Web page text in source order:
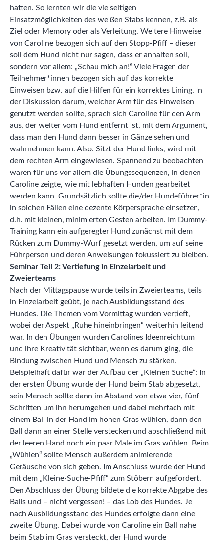
hatten. So lernten wir die vielseitigen
Einsatzmöglichkeiten des weißen Stabs kennen, z.B. als
Ziel oder Memory oder als Verleitung. Weitere Hinweise
von Caroline bezogen sich auf den Stopp-Pfiff – dieser
soll dem Hund nicht nur sagen, dass er anhalten soll,
sondern vor allem: „Schau mich an!“ Viele Fragen der
Teilnehmer*innen bezogen sich auf das korrekte
Einweisen bzw. auf die Hilfen für ein korrektes Lining. In
der Diskussion darum, welcher Arm für das Einweisen
genutzt werden sollte, sprach sich Caroline für den Arm
aus, der weiter vom Hund entfernt ist, mit dem Argument,
dass man den Hund dann besser in Gänze sehen und
wahrnehmen kann. Also: Sitzt der Hund links, wird mit
dem rechten Arm eingewiesen. Spannend zu beobachten
waren für uns vor allem die Übungssequenzen, in denen
Caroline zeigte, wie mit lebhaften Hunden gearbeitet
werden kann. Grundsätzlich sollte die/der Hundeführer*in
in solchen Fällen eine dezente Körpersprache einsetzen,
d.h. mit kleinen, minimierten Gesten arbeiten. Im Dummy-
Training kann ein aufgeregter Hund zunächst mit dem
Rücken zum Dummy-Wurf gesetzt werden, um auf seine
Führperson und deren Anweisungen fokussiert zu bleiben.
Seminar Teil 2: Vertiefung in Einzelarbeit und
Zweierteams
Nach der Mittagspause wurde teils in Zweierteams, teils
in Einzelarbeit geübt, je nach Ausbildungsstand des
Hundes. Die Themen vom Vormittag wurden vertieft,
wobei der Aspekt „Ruhe hineinbringen“ weiterhin leitend
war. In den Übungen wurden Carolines Ideenreichtum
und ihre Kreativität sichtbar, wenn es darum ging, die
Bindung zwischen Hund und Mensch zu stärken.
Beispielhaft dafür war der Aufbau der „Kleinen Suche“: In
der ersten Übung wurde der Hund beim Stab abgesetzt,
sein Mensch sollte dann im Abstand von etwa vier, fünf
Schritten um ihn herumgehen und dabei mehrfach mit
einem Ball in der Hand im hohen Gras wühlen, dann den
Ball dann an einer Stelle verstecken und abschließend mit
der leeren Hand noch ein paar Male im Gras wühlen. Beim
„Wühlen“ sollte Mensch außerdem animierende
Geräusche von sich geben. Im Anschluss wurde der Hund
mit dem „Kleine-Suche-Pfiff“ zum Stöbern aufgefordert.
Den Abschluss der Übung bildete die korrekte Abgabe des
Balls und – nicht vergessen! – das Lob des Hundes. Je
nach Ausbildungsstand des Hundes erfolgte dann eine
zweite Übung. Dabei wurde von Caroline ein Ball nahe
beim Stab im Gras versteckt, der Hund wurde